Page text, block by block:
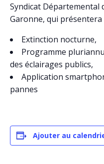
Syndicat Départemental
Garonne, qui
Extinction nocturne,
Programme
des éclairages publics,
Application
pannes
Ajouter au